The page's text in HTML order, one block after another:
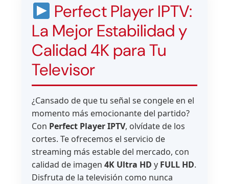
Perfect Player IPTV:
La Mejor Estabilidad y
Calidad 4K para Tu
Televisor
¿Cansado de que tu señal se congele en el
momento más emocionante del partido?
Con Perfect Player IPTV, olvídate de los
cortes. Te ofrecemos el servicio de
streaming más estable del mercado, con
calidad de imagen4K Ultra HD y FULL HD.
Disfruta de la televisión como nunca